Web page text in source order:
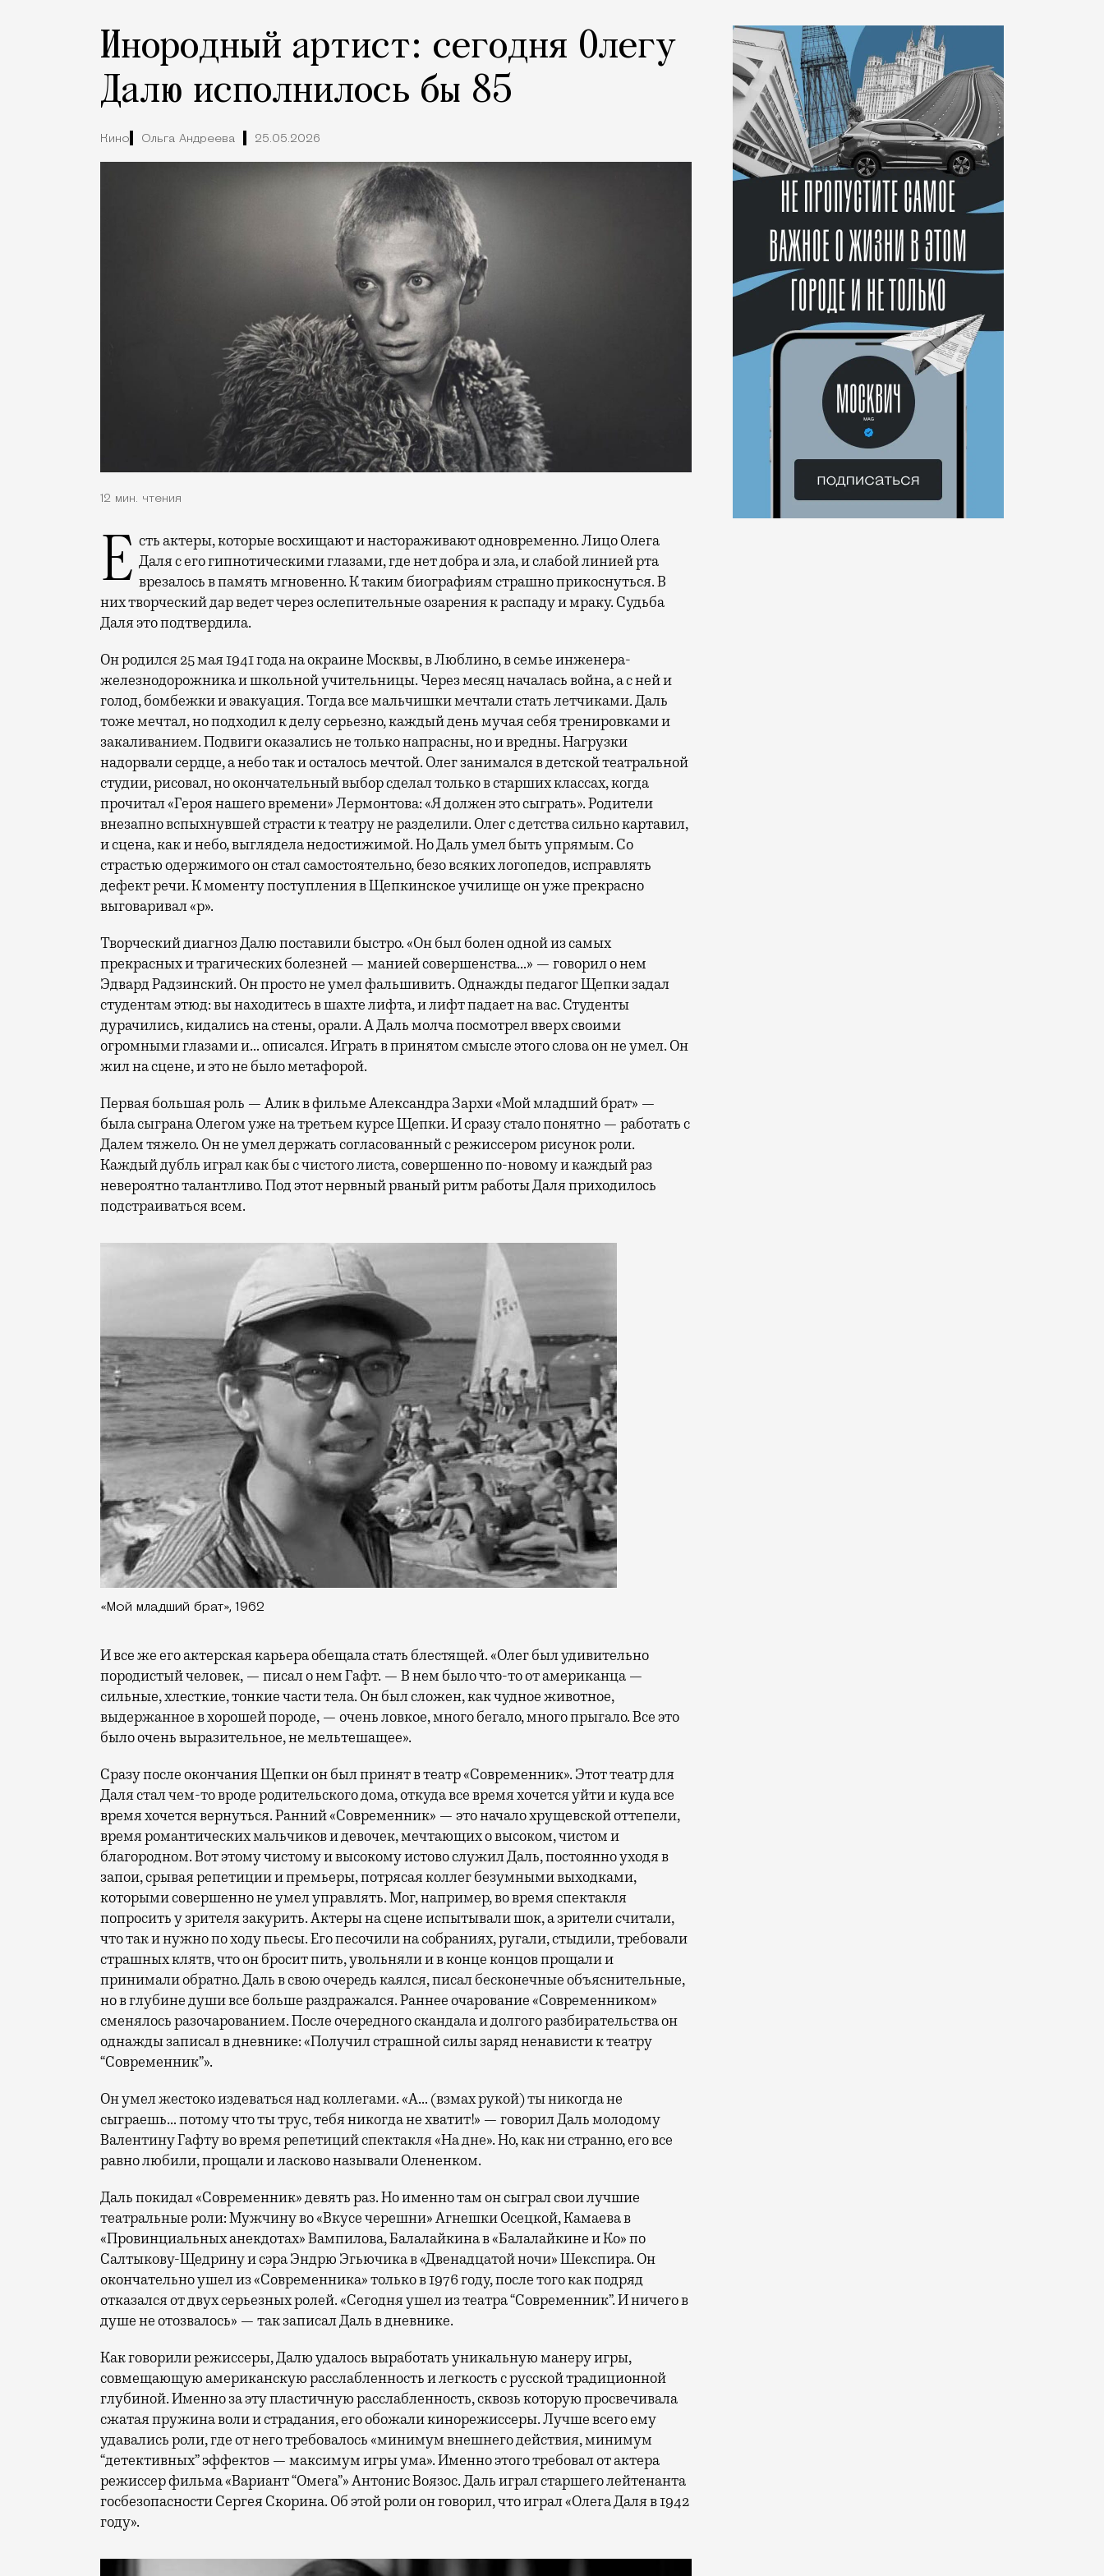
Инородный артист: сегодня Олегу
Далю исполнилось бы 85
Кино Ольга Андреева 25.05.2026
12 мин. чтения
Есть актеры, которые восхищают и настораживают одновременно. Лицо Олега Даля с его гипнотическими глазами, где нет добра и зла, и слабой линией рта
врезалось в память мгновенно. К таким биографиям страшно прикоснуться. В
них творческий дар ведет через ослепительные озарения к распаду и мраку. Судьба
Даля это подтвердила.
Он родился 25 мая 1941 года на окраине Москвы, в Люблино, в семье инженера-
железнодорожника и школьной учительницы. Через месяц началась война, а с ней и
голод, бомбежки и эвакуация. Тогда все мальчишки мечтали стать летчиками. Даль
тоже мечтал, но подходил к делу серьезно, каждый день мучая себя тренировками и
закаливанием. Подвиги оказались не только напрасны, но и вредны. Нагрузки
надорвали сердце, а небо так и осталось мечтой. Олег занимался в детской театральной
студии, рисовал, но окончательный выбор сделал только в старших классах, когда
прочитал «Героя нашего времени» Лермонтова: «Я должен это сыграть». Родители
внезапно вспыхнувшей страсти к театру не разделили. Олег с детства сильно картавил,
и сцена, как и небо, выглядела недостижимой. Но Даль умел быть упрямым. Со
страстью одержимого он стал самостоятельно, безо всяких логопедов, исправлять
дефект речи. К моменту поступления в Щепкинское училище он уже прекрасно
выговаривал «р».
Творческий диагноз Далю поставили быстро. «Он был болен одной из самых
прекрасных и трагических болезней — манией совершенства…» — говорил о нем
Эдвард Радзинский. Он просто не умел фальшивить. Однажды педагог Щепки задал
студентам этюд: вы находитесь в шахте лифта, и лифт падает на вас. Студенты
дурачились, кидались на стены, орали. А Даль молча посмотрел вверх своими
огромными глазами и… описался. Играть в принятом смысле этого слова он не умел. Он
жил на сцене, и это не было метафорой.
Первая большая роль — Алик в фильме Александра Зархи «Мой младший брат» —
была сыграна Олегом уже на третьем курсе Щепки. И сразу стало понятно — работать с
Далем тяжело. Он не умел держать согласованный с режиссером рисунок роли.
Каждый дубль играл как бы с чистого листа, совершенно по-новому и каждый раз
невероятно талантливо. Под этот нервный рваный ритм работы Даля приходилось
подстраиваться всем.
«Мой младший брат», 1962
И все же его актерская карьера обещала стать блестящей. «Олег был удивительно
породистый человек, — писал о нем Гафт. — В нем было что-то от американца —
сильные, хлесткие, тонкие части тела. Он был сложен, как чудное животное,
выдержанное в хорошей породе, — очень ловкое, много бегало, много прыгало. Все это
было очень выразительное, не мельтешащее».
Сразу после окончания Щепки он был принят в театр «Современник». Этот театр для
Даля стал чем-то вроде родительского дома, откуда все время хочется уйти и куда все
время хочется вернуться. Ранний «Современник» — это начало хрущевской оттепели,
время романтических мальчиков и девочек, мечтающих о высоком, чистом и
благородном. Вот этому чистому и высокому истово служил Даль, постоянно уходя в
запои, срывая репетиции и премьеры, потрясая коллег безумными выходками,
которыми совершенно не умел управлять. Мог, например, во время спектакля
попросить у зрителя закурить. Актеры на сцене испытывали шок, а зрители считали,
что так и нужно по ходу пьесы. Его песочили на собраниях, ругали, стыдили, требовали
страшных клятв, что он бросит пить, увольняли и в конце концов прощали и
принимали обратно. Даль в свою очередь каялся, писал бесконечные объяснительные,
но в глубине души все больше раздражался. Раннее очарование «Современником»
сменялось разочарованием. После очередного скандала и долгого разбирательства он
однажды записал в дневнике: «Получил страшной силы заряд ненависти к театру
“Современник”».
Он умел жестоко издеваться над коллегами. «А… (взмах рукой) ты никогда не
сыграешь… потому что ты трус, тебя никогда не хватит!» — говорил Даль молодому
Валентину Гафту во время репетиций спектакля «На дне». Но, как ни странно, его все
равно любили, прощали и ласково называли Олененком.
Даль покидал «Современник» девять раз. Но именно там он сыграл свои лучшие
театральные роли: Мужчину во «Вкусе черешни» Агнешки Осецкой, Камаева в
«Провинциальных анекдотах» Вампилова, Балалайкина в «Балалайкине и Ко» по
Салтыкову-Щедрину и сэра Эндрю Эгьючика в «Двенадцатой ночи» Шекспира. Он
окончательно ушел из «Современника» только в 1976 году, после того как подряд
отказался от двух серьезных ролей. «Сегодня ушел из театра “Современник”. И ничего в
душе не отозвалось» — так записал Даль в дневнике.
Как говорили режиссеры, Далю удалось выработать уникальную манеру игры,
совмещающую американскую расслабленность и легкость с русской традиционной
глубиной. Именно за эту пластичную расслабленность, сквозь которую просвечивала
сжатая пружина воли и страдания, его обожали кинорежиссеры. Лучше всего ему
удавались роли, где от него требовалось «минимум внешнего действия, минимум
“детективных” эффектов — максимум игры ума». Именно этого требовал от актера
режиссер фильма «Вариант “Омега”» Антонис Воязос. Даль играл старшего лейтенанта
госбезопасности Сергея Скорина. Об этой роли он говорил, что играл «Олега Даля в 1942
году».